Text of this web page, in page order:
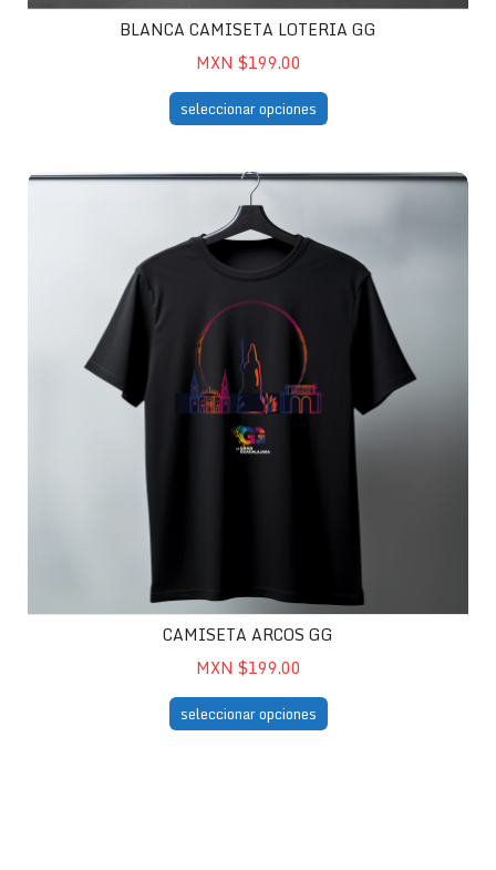
BLANCA CAMISETA LOTERIA GG
MXN $199.00
seleccionar opciones
Camiseta Arcos GG
CAMISETA ARCOS GG
MXN $199.00
seleccionar opciones